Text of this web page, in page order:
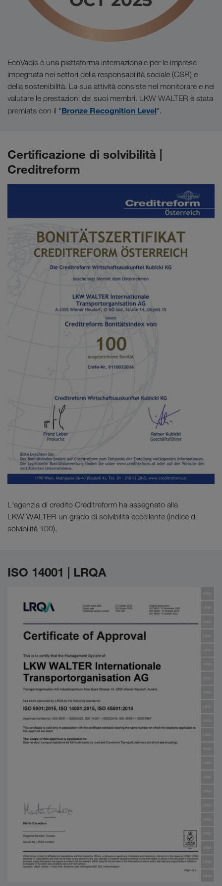
EcoVadis è una piattaforma internazionale per le imprese
impegnata nei settori della responsabilità sociale (CSR) e
della sostenibilità. La sua attività consiste nel monitorare e nel
valutare le prestazioni dei suoi membri. LKW WALTER è stata
premiata con il "Bronze Recognition Level".
Certificazione di solvibilità |
Creditreform
L'agenzia di credito Creditreform ha assegnato alla
LKW WALTER un grado di solvibilità eccellente (indice di
solvibilità 100).
ISO 14001 | LRQA